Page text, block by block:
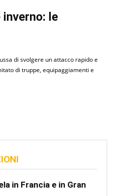
le
di svolgere un attacco rapido e
di truppe, equipaggiamenti e
in Francia e in Gran